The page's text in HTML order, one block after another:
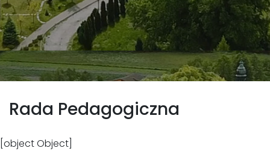
Rada Pedagogiczna
[object Object]